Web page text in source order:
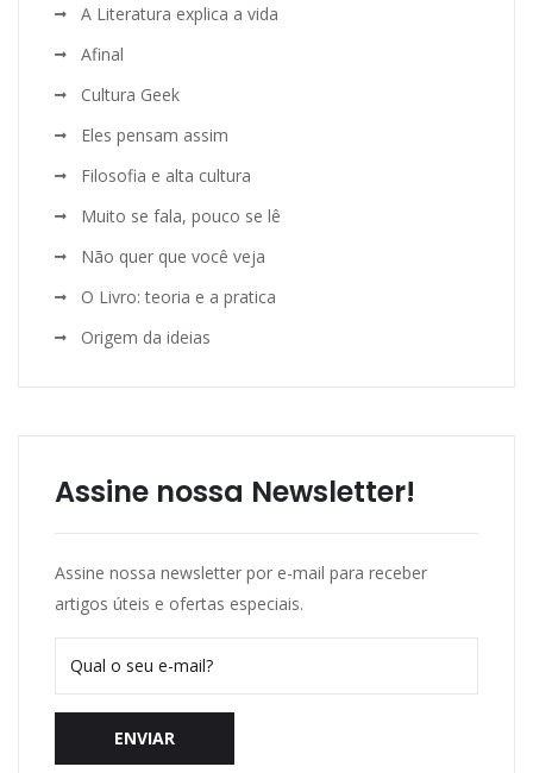
A Literatura explica a vida
Afinal
Cultura Geek
Eles pensam assim
Filosofia e alta cultura
Muito se fala, pouco se lê
Não quer que você veja
O Livro: teoria e a pratica
Origem da ideias
Assine nossa Newsletter!
Assine nossa newsletter por e-mail para receber
artigos úteis e ofertas especiais.
ENVIAR